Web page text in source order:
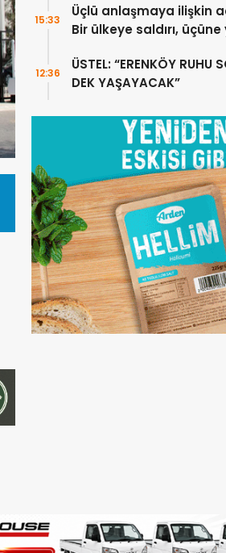
Üçlü anlaşmaya ilişkin
Bir ülkeye saldırı, üçüne
15:33
ÜSTEL: “ERENKÖY RUHU
DEK YAŞAYACAK”
12:36